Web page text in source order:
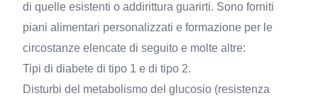
di quelle esistenti o addirittura guarirti. Sono forniti
piani alimentari personalizzati e formazione per le
circostanze elencate di seguito e molte altre:
Tipi di diabete di tipo 1 e di tipo 2.
Disturbi del metabolismo del glucosio (resistenza